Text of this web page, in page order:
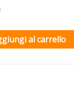
al carrello